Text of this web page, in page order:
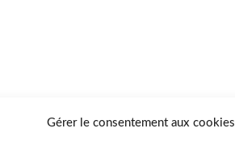
Gérer le consentement aux cookies